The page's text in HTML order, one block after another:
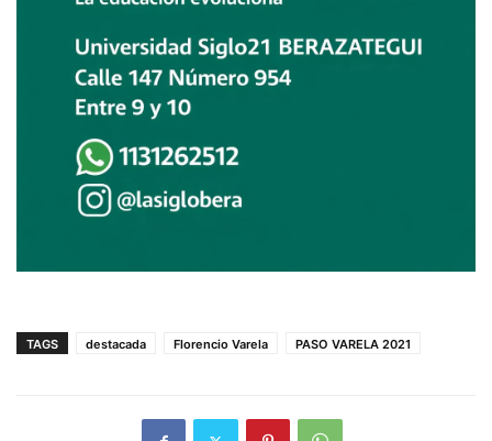
TAGS destacada Florencio Varela PASO VARELA 2021